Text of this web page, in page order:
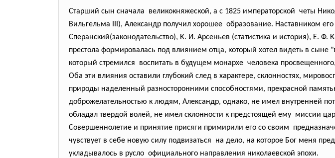
Старший сын сначала великокняжеской, а с 1825 императорской четы
Вильгельма III), Александр получил хорошее образование. Наставником
Сперанский(законодательство), К. И. Арсеньев (статистика и история), Е.
престола формировалась под влиянием отца, который хотел видеть в
который стремился воспитать в будущем монархе человека
Оба эти влияния оставили глубокий след в характере, склонностях,
природы наделенный разносторонними способностями, прекрасной
доброжелательностью к людям, Александр, однако, не имел внутренней
обладал твердой волей, не имел склонности к предстоящей ему миссии
Совершеннолетие и принятие присяги примирили его со своим
чувствует в себе новую силу подвизаться на дело, на которое Бог меня
укладывалось в русло официального направления николаевской эпохи.